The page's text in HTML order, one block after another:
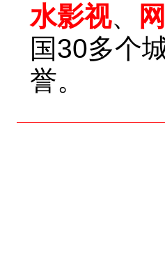
水影视、
国30多个
誉。